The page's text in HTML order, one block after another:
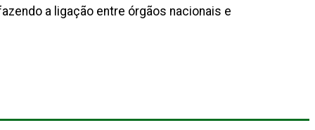
a ligação entre órgãos nacionais e